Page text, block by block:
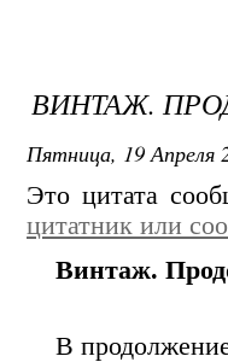
ВИНТАЖ.
Пятница, 19 Апреля
Это цитата
цитатник или
Винтаж.
В